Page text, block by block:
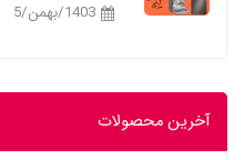
1403/بهمن/5
آخرین محصولات